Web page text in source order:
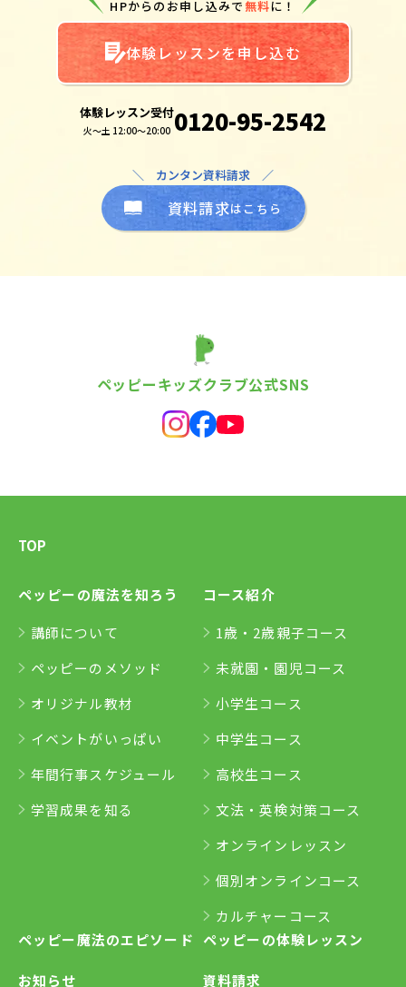
HPからのお申し込みで無料に！
体験レッスンを申し込む
体験レッスン受付
火～土 12:00～20:00 0120-95-2542
＼ カンタン資料請求 ／
資料請求はこちら
ペッピーキッズクラブ公式SNS
TOP
ペッピーの魔法を知ろう
講師について
ペッピーのメソッド
オリジナル教材
イベントがいっぱい
年間行事スケジュール
学習成果を知る
コース紹介
1歳・2歳親子コース
未就園・園児コース
小学生コース
中学生コース
高校生コース
文法・英検対策コース
オンラインレッスン
個別オンラインコース
カルチャーコース
ペッピー魔法のエピソード
お知らせ
ペッピーの体験レッスン
資料請求